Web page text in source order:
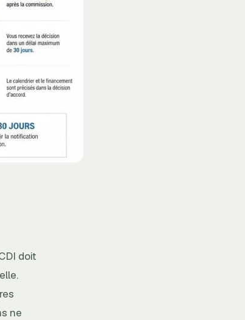
doit
ne